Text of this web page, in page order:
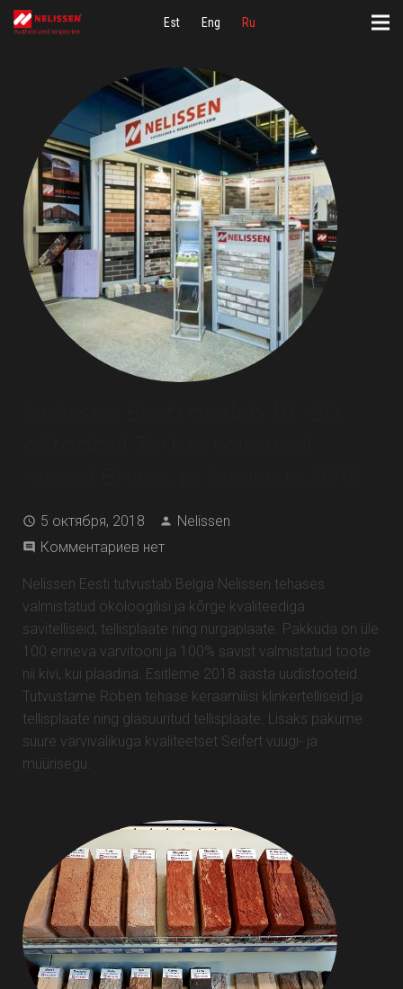
Est Eng Ru
5 октября, 2018
Nelissen
Комментариев нет
Nelissen Eesti tutvustab Belgia Nelissen tehases
valmistatud ökoloogilisi ja kõrge kvaliteediga
savitelliseid, tellisplaate ning nurgaplaate. Pakkuda on üle
100 erineva värvitooni ja 100% savist valmistatud toote
nii kivi, kui plaadina. Esitleme 2018 aasta uudistooteid.
Tutvustame Röben tehase keraamilisi klinkertelliseid ja
tellisplaate ning glasuuritud tellisplaate. Lisaks pakume
suure värvivalikuga kvaliteetset Seifert vuugi- ja
müürisegu.